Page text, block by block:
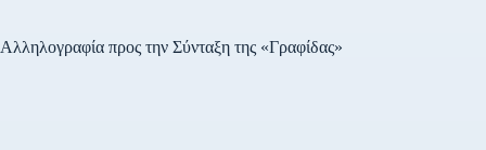
Αλληλογραφία προς την Σύνταξη της «Γραφίδας»